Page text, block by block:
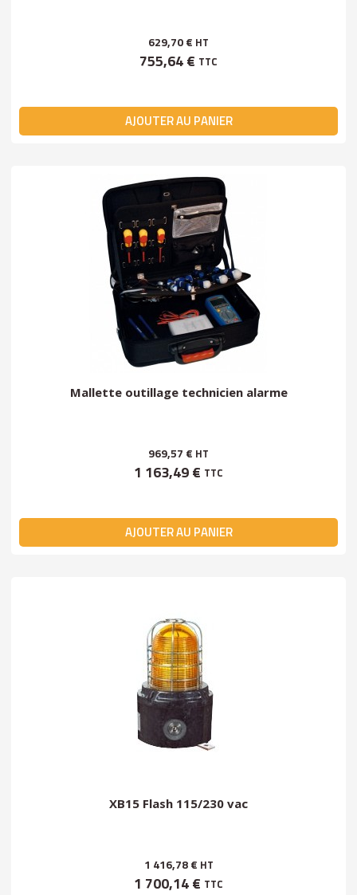
629,70 € HT
755,64 € TTC
AJOUTER AU PANIER
Mallette outillage technicien alarme
969,57 € HT
1 163,49 € TTC
AJOUTER AU PANIER
XB15 Flash 115/230 vac
1 416,78 € HT
1 700,14 € TTC